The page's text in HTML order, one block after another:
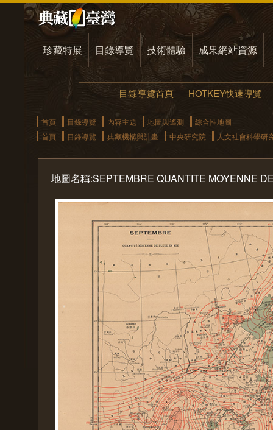
珍藏特展 目錄導覽 技術體驗 成果網站資源
目錄導覽首頁 HOTKEY快速導覽
首頁 目錄導覽 內容主題 地圖與遙測
綜合性地圖
首頁
目錄導覽 典藏機構與計畫 中央研究院 人文社會科學研
地圖名稱:SEPTEMBRE QUANTITE MOYENNE